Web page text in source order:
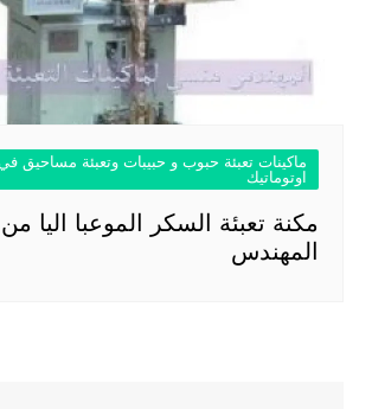
ماكينات تعبئة حبوب و حبيبات وتعبئة مساحيق
اوتوماتيك
مكنة تعبئة السكر الموعبا اليا
المهندس